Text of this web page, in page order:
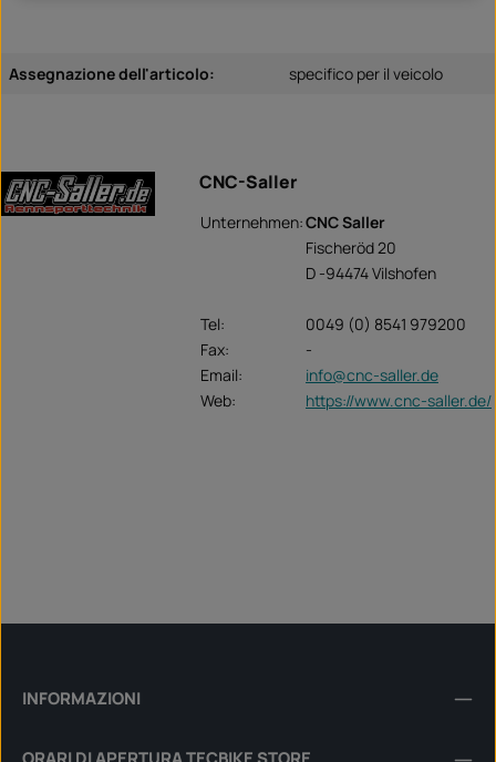
Assegnazione dell'articolo: specifico per il veicolo
CNC-Saller
Unternehmen:CNC Saller
Fischeröd 20
D -94474 Vilshofen
Tel:
0049 (0) 8541 979200
Fax:
-
Email:
info@cnc-saller.de
Web:
https://www.cnc-saller.de/
INFORMAZIONI